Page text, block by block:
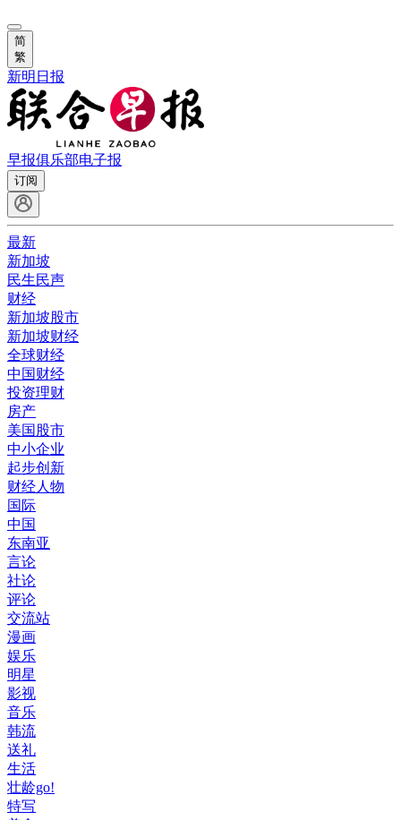
简
繁
新明日报
早报俱乐部电子报
订阅
最新
新加坡
民生民声
财经
新加坡股市
新加坡财经
全球财经
中国财经
投资理财
房产
美国股市
中小企业
起步创新
财经人物
国际
中国
东南亚
言论
社论
评论
交流站
漫画
娱乐
明星
影视
音乐
韩流
送礼
生活
壮龄go!
特写